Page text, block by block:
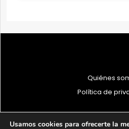
Quiénes
Política de
Usamos cookies para ofrecerte la